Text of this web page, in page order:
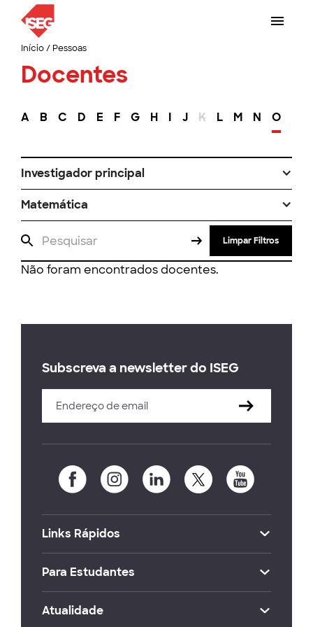
Início/ Pessoas
Docentes
A B C D E F G H I J K L M N O
Investigador principal
Matemática
Limpar Filtros
Não foram encontrados docentes.
Subscreva a newsletter do ISEG
Links Rápidos
Para Estudantes
Atualidade